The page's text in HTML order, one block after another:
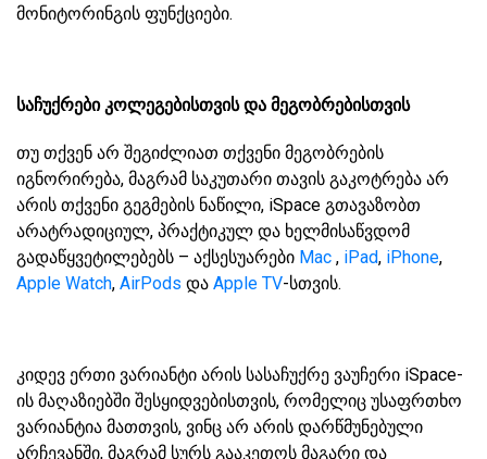
მონიტორინგის ფუნქციები.
საჩუქრები კოლეგებისთვის და მეგობრებისთვის
თუ თქვენ არ შეგიძლიათ თქვენი მეგობრების
იგნორირება, მაგრამ საკუთარი თავის გაკოტრება არ
არის თქვენი გეგმების ნაწილი, iSpace გთავაზობთ
არატრადიციულ, პრაქტიკულ და ხელმისაწვდომ
გადაწყვეტილებებს – აქსესუარები Mac , iPad, iPhone,
Apple Watch, AirPods და Apple TV-სთვის.
კიდევ ერთი ვარიანტი არის სასაჩუქრე ვაუჩერი iSpace-
ის მაღაზიებში შესყიდვებისთვის, რომელიც უსაფრთხო
ვარიანტია მათთვის, ვინც არ არის დარწმუნებული
არჩევანში, მაგრამ სურს გააკეთოს მაგარი და